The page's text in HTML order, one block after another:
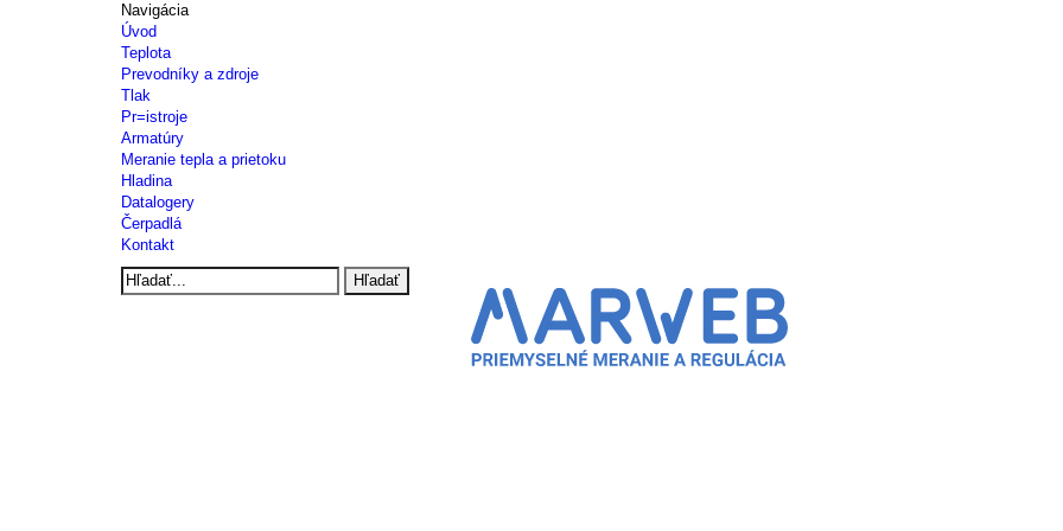
Navigácia
Úvod
Teplota
Prevodníky a zdroje
Tlak
Pr=istroje
Armatúry
Meranie tepla a prietoku
Hladina
Datalogery
Čerpadlá
Kontakt
Hľadať